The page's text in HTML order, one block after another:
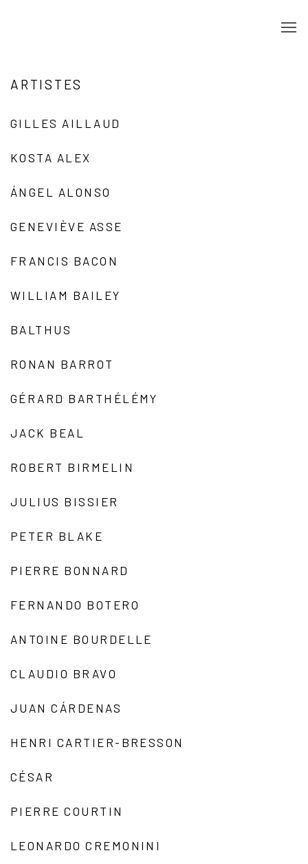
ARTISTES
GILLES AILLAUD
KOSTA ALEX
ÁNGEL ALONSO
GENEVIÈVE ASSE
FRANCIS BACON
WILLIAM BAILEY
BALTHUS
RONAN BARROT
GÉRARD BARTHÉLÉMY
JACK BEAL
ROBERT BIRMELIN
JULIUS BISSIER
PETER BLAKE
PIERRE BONNARD
FERNANDO BOTERO
ANTOINE BOURDELLE
CLAUDIO BRAVO
JUAN CÁRDENAS
HENRI CARTIER-BRESSON
CÉSAR
PIERRE COURTIN
LEONARDO CREMONINI